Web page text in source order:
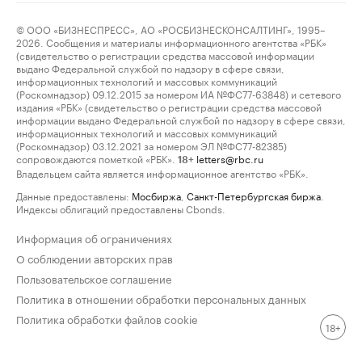
© ООО «БИЗНЕСПРЕСС», АО «РОСБИЗНЕСКОНСАЛТИНГ», 1995–
2026. Сообщения и материалы информационного агентства «РБК»
(свидетельство о регистрации средства массовой информации
выдано Федеральной службой по надзору в сфере связи,
информационных технологий и массовых коммуникаций
(Роскомнадзор) 09.12.2015 за номером ИА №ФС77-63848) и сетевого
издания «РБК» (свидетельство о регистрации средства массовой
информации выдано Федеральной службой по надзору в сфере связи,
информационных технологий и массовых коммуникаций
(Роскомнадзор) 03.12.2021 за номером ЭЛ №ФС77-82385)
сопровождаются пометкой «РБК».
18+ letters@rbc.ru
Владельцем сайта является информационное агентство «РБК».
Данные предоставлены: Мосбиржа Санкт-Петербургская биржа
Индексы облигаций предоставлены Cbonds.
Информация об ограничениях
О соблюдении авторских прав
Пользовательское соглашение
Политика в отношении обработки персональных данных
Политика обработки файлов cookie
18+